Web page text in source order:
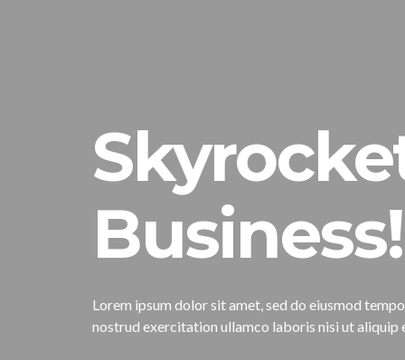
Business!
Lorem ipsum dolor sit amet, sed do eiusmod
nostrud exercitation ullamco laboris nisi ut aliquip